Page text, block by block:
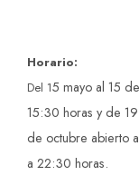
Horario:
Del 15 mayo al 15
15:30 horas y de
de octubre abierto
a 22:30 horas.